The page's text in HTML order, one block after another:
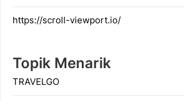
https://scroll-viewport.io/
Topik Menarik
TRAVELGO